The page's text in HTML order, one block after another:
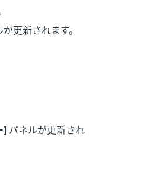
更新されます。
] パネルが更新され